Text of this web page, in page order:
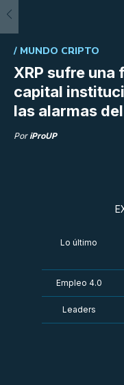
XRP sufre
capital
las alarmas
/ MUNDO CRIPTO
Por iProUP
Lo último
Empleo 4.0
Leaders